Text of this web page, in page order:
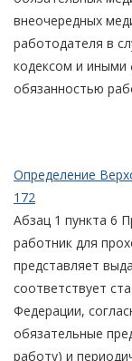
внеочередных
работодателя в
кодексом и иными
обязанностью
Определение
172
Абзац 1 пункта 6
работник для
представляет
соответствует
Федерации,
обязательные
работу) и